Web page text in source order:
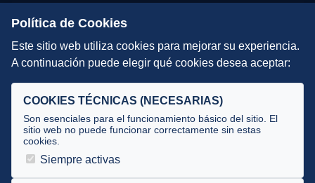
Escuelas de Triatlón
DIRECCIÓN TÉCNICA
Selecciones
Tecnificación
JUECES Y OFICIALES
Política de Cookies
Este sitio web utiliza cookies para mejorar su experiencia.
A continuación puede elegir qué cookies desea aceptar:
COOKIES TÉCNICAS (NECESARIAS)
Son esenciales para el funcionamiento básico del sitio. El
sitio web no puede funcionar correctamente sin estas
cookies.
Siempre activas